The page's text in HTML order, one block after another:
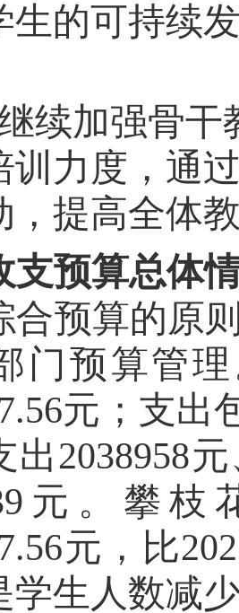
生的可持续
续加强骨
训力度，通
，提高全体
支预算总体
合预算的原
门预算管
元 ；支出
出2038958元
元 。 攀枝
元，比202
学生人数减